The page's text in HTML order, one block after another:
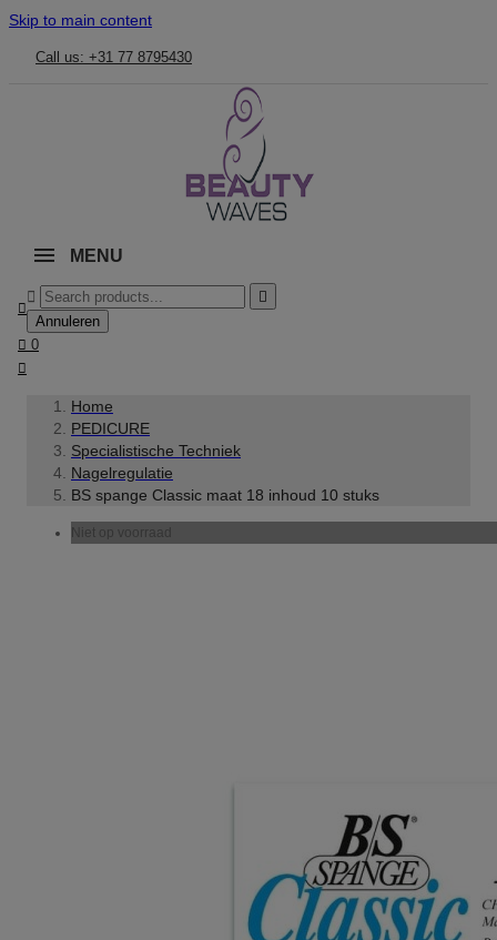
Skip to main content
Call us: +31 77 8795430
MENU



Annuleren
 0

Home
PEDICURE
Specialistische Techniek
Nagelregulatie
BS spange Classic maat 18 inhoud 10 stuks
Niet op voorraad